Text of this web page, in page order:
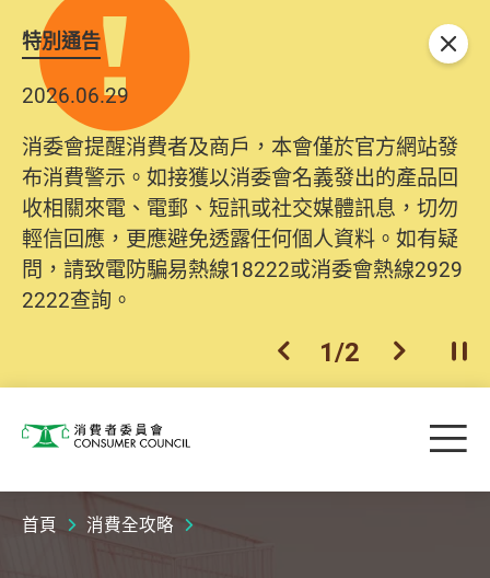
特別通告
2026.06.29
消委會提醒消費者及商戶，本會僅於官方網站發
布消費警示。如接獲以消委會名義發出的產品回
收相關來電、電郵、短訊或社交媒體訊息，切勿
輕信回應，更應避免透露任何個人資料。如有疑
問，請致電防騙易熱線18222或消委會熱線2929
2222查詢。
上一個
1/2 下一個開
關閉
消費者委員會 目
首頁 消費全攻略